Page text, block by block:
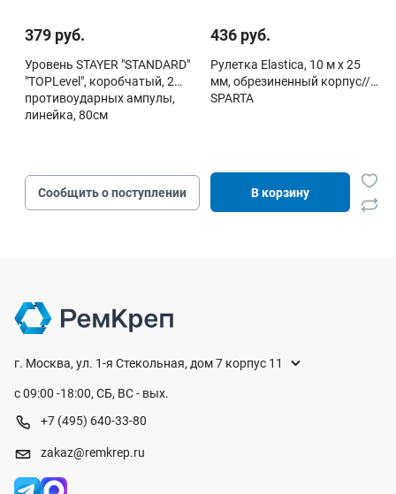
379 руб.
Уровень STAYER "STANDARD"
"TOPLevel", коробчатый, 2
противоударных ампулы,
линейка, 80см
Сообщить о поступлении
436 руб.
Рулетка Elastica, 10 м х 25
мм, обрезиненный корпус//
SPARTA
В корзину
г. Москва, ул. 1-я Стекольная, дом 7 корпус 11
с 09:00 -18:00, СБ, ВС - вых.
+7 (495) 640-33-80
zakaz@remkrep.ru